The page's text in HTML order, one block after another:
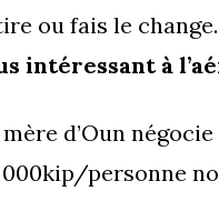
ou fais le
intéressant à
d’Oun
personne